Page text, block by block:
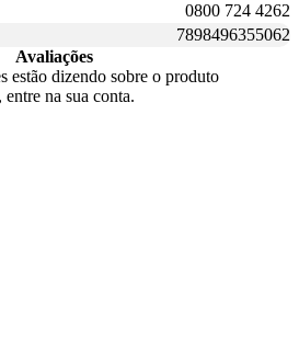
0800 724 4262
7898496355062
Avaliações
estão dizendo sobre o produto
na sua conta.